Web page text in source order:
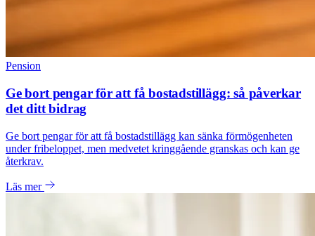
Pension
Ge bort pengar för att få bostadstillägg: så påverkar
det ditt bidrag
Ge bort pengar för att få bostadstillägg kan sänka förmögenheten
under fribeloppet, men medvetet kringgående granskas och kan ge
återkrav.
Läs mer